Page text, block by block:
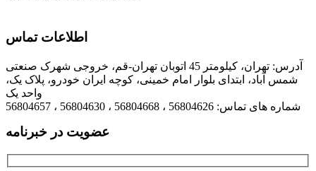
اطلاعات تماس
آدرس: تهران، کیلومتر 45 اتوبان تهران-قم، خروجی شهرک صنعتی
شمس آباد، ابتدای بلوار امام خمینی، کوچه ایران خودرو، پلاک یک،
واحد یک
شماره های تماس: 56804626 ، 56804668 ، 56804630 ، 56804657
عضویت در خبرنامه